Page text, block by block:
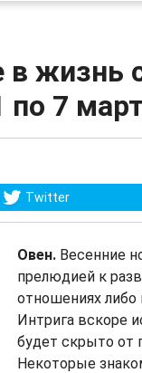
в жизнь
по 7
Twitter
Овен. Весенние
прелюдией к
отношениях либо
Интрига вскоре
будет скрыто от
Некоторые